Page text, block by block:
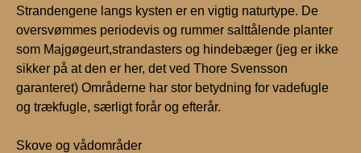
Strandengene langs kysten er en vigtig naturtype. De
oversvømmes periodevis og rummer salttålende planter
som Majgøgeurt,strandasters og hindebæger (jeg er ikke
sikker på at den er her, det ved Thore Svensson
garanteret) Områderne har stor betydning for vadefugle
og trækfugle, særligt forår og efterår.
Skove og vådområder